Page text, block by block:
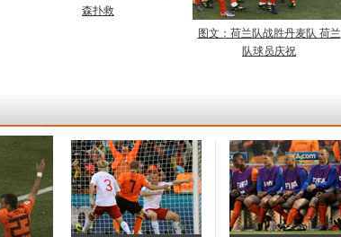
森扑救
图文：荷兰队战胜丹麦队 荷兰
队球员庆祝